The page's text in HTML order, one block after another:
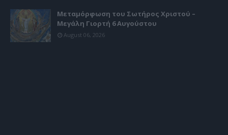
Μεταμόρφωση του Σωτήρος Χριστού –
Μεγάλη Γιορτή 6 Αυγούστου
August 06, 2026